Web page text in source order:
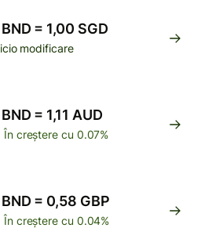
BND = 1,00 SGD
modificare
BND = 1,11 AUD
În creștere cu 0.07%
BND = 0,58 GBP
În creștere cu 0.04%